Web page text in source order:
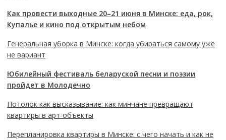
Как провести выходные 20–21 июня в Минске: еда, рок,
Купалье и кино под открытым небом
Генеральная уборка в Минске: когда убираться самому уже
не вариант
Юбилейный фестиваль беларуской песни и поэзии
пройдет в Молодечно
Потолок как высказывание: как минчане превращают
квартиры в арт-объекты
Перепланировка квартиры в Минске: с чего начать и как не